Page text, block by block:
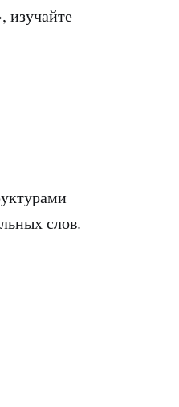
изучайте
слов.